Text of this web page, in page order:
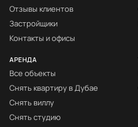
Отзывы клиентов
Застройщики
Контакты и офисы
АРЕНДА
Все объекты
Снять квартиру в Дубае
Снять виллу
Снять студию